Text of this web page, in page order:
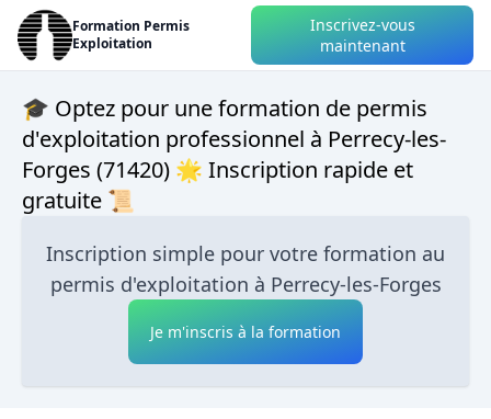
Formation Permis
Exploitation
Inscrivez-vous
maintenant
🎓 Optez pour une formation de permis
d'exploitation professionnel à Perrecy-les-
Forges (71420) 🌟 Inscription rapide et
gratuite 📜
Inscription simple pour votre formation au
permis d'exploitation à Perrecy-les-Forges
Je m'inscris à la formation